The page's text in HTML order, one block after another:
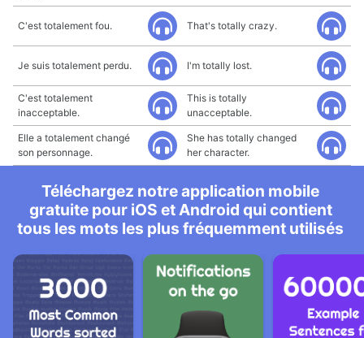
C'est totalement fou. That's totally crazy.
Je suis totalement perdu. I'm totally lost.
C'est totalement
inacceptable.
This is totally
unacceptable.
Elle a totalement changé
son personnage.
She has totally changed
her character.
Téléchargez notre application mobile
gratuite pour iOS et Android qui contient
tous les mots les plus fréquemment utilisés